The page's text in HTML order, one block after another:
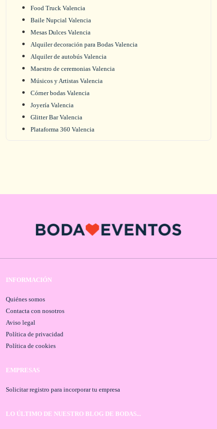
Food Truck Valencia
Baile Nupcial Valencia
Mesas Dulces Valencia
Alquiler decoración para Bodas Valencia
Alquiler de autobús Valencia
Maestro de ceremonias Valencia
Músicos y Artistas Valencia
Córner bodas Valencia
Joyería Valencia
Glitter Bar Valencia
Plataforma 360 Valencia
INFORMACIÓN
Quiénes somos
Contacta con nosotros
Aviso legal
Política de privacidad
Política de cookies
EMPRESAS
Solicitar registro para incorporar tu empresa
LO ÚLTIMO DE NUESTRO BLOG DE BODAS...